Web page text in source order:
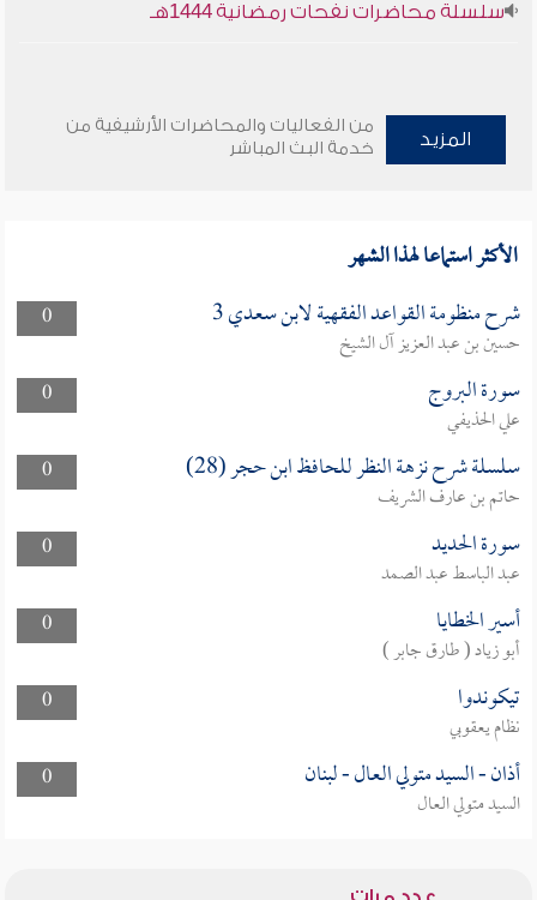
سلسلة محاضرات نفحات رمضانية 1444هـ
المزيد
من الفعاليات والمحاضرات الأرشيفية من
خدمة البث المباشر
الأكثر استماعا لهذا الشهر
0 شرح منظومة القواعد الفقهية لابن سعدي 3
حسين بن عبد العزيز آل الشيخ
0
سورة البروج
علي الحذيفي
0
سلسلة شرح نزهة النظر للحافظ ابن حجر (28)
حاتم بن عارف الشريف
0
سورة الحديد
عبد الباسط عبد الصمد
0
أسير الخطايا
أبو زياد ( طارق جابر )
0
تيكوندوا
نظام يعقوبي
0
أذان - السيد متولي العال - لبنان
السيد متولي العال